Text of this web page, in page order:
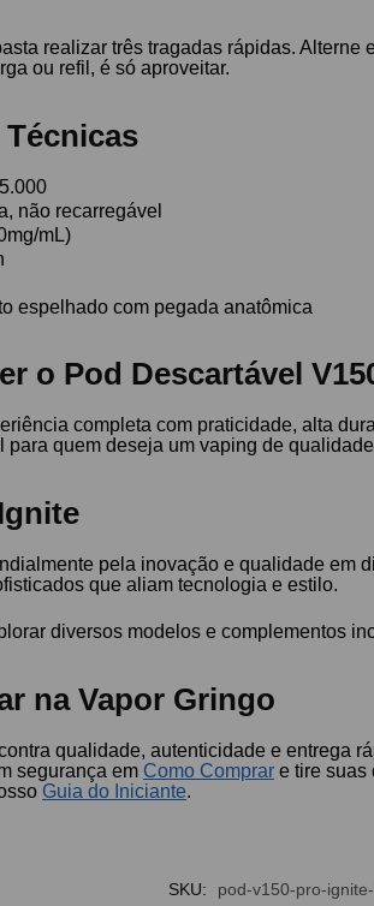
realizar três tragadas rápidas.
ou refil, é só aproveitar.
não recarregável
mL)
espelhado com pegada anatômica
o Pod Descartável
completa com praticidade, alta
para quem deseja um vaping de
pela inovação e qualidade em
que aliam tecnologia e estilo.
diversos modelos e complementos
na Vapor Gringo
qualidade, autenticidade e entrega
segurança em Como Comprar e tire suas
Guia do Iniciante.
SKU: pod-v150-pro-